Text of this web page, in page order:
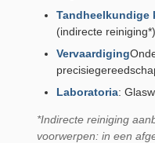
Tandheelkundige
(indirecte reiniging*)
Vervaardiging
Laboratoria:
*Indirecte reiniging
voorwerpen: in een